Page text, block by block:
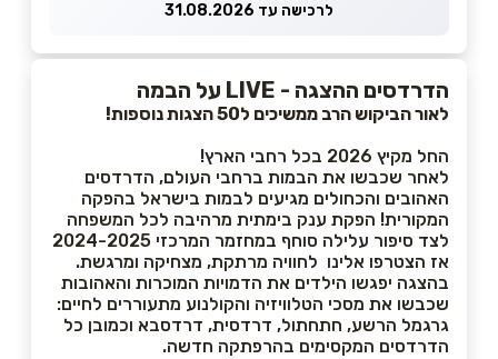
לרכישה עד 31.08.2026
הדרדסים ההצגה - LIVE על הבמה
לאור הביקוש הרב ממשיכים ל50 הצגות נוספות!
החל מקיץ 2026 בכל רחבי הארץ!
לאחר שכבשו את הבמות ברחבי העולם, הדרדסים
האהובים והכחולים מגיעים לבמות בישראל בהפקה
המקורית! הפקת ענק בימתית מרהיבה לכל המשפחה
לצד סיפור עלילה סוחף במחזמר המרכזי 2024-2025
אז הצטרפו אלינו לחוויה מרתקת, מצחיקה ומרגשת.
בהצגה יפגשו הילדים את הדמויות המוכרות והאהובות
שכבשו את מסכי הטלוויזיה והקולנוע מתעוררים לחיים:
גרגמל הרשע, חתחתול, דרדסית, דרדסבא וכמובן כל
הדרדסים המקסימים בהרפתקה חדשה.